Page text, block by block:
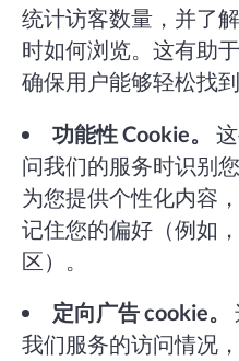
统计访客数量，并了
时如何浏览。这有助
确保用户能够轻松找
功能性 Cookie。
问我们的服务时识别
为您提供个性化内容
记住您的偏好（例如
区）。
定向广告 cookie。
我们服务的访问情况